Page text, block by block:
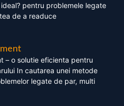
ideal? pentru problemele legate
de a readuce
– o solutie eficienta pentru
In cautarea unei metode
legate de par, multi